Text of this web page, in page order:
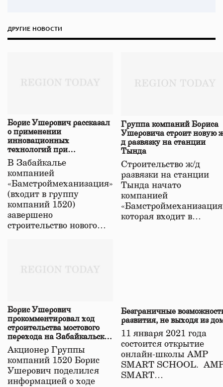
ДРУГИЕ НОВОСТИ
Борис Ушерович рассказал
о применении
инновационных
технологий при
строительстве нового моста
в Забайкалье
В Забайкалье
компанией
«Бамстроймеханизация»
(входит в группу
компаний 1520)
завершено
строительство нового…
Группа компаний Бориса
Ушеровича строит новую
д развязку на станции
Тында
Строительство ж/д
развязки на станции
Тында начато
компанией
которая входит в…
Борис Ушерович
прокомментировал ход
строительства мостового
перехода на Забайкальской
железной дороге
Акционер Группы
компаний 1520 Борис
Ушерович поделился
информацией о ходе
Безграничные
развития, не выходя из
11 января 2021 года
состоится открытие
онлайн-школы АМР
SMART SCHOOL.
SMART…